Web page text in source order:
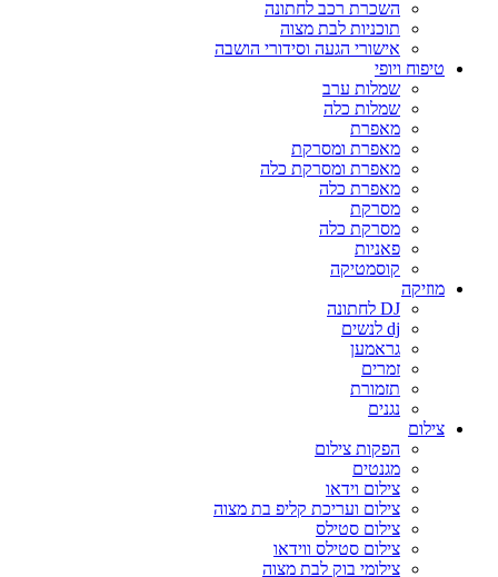
השכרת רכב לחתונה
תוכניות לבת מצוה
אישורי הגעה וסידורי הושבה
טיפוח ויופי
שמלות ערב
שמלות כלה
מאפרת
מאפרת ומסרקת
מאפרת ומסרקת כלה
מאפרת כלה
מסרקת
מסרקת כלה
פאניות
קוסמטיקה
מוזיקה
DJ לחתונה
dj לנשים
גראמען
זמרים
תזמורת
נגנים
צילום
הפקות צילום
מגנטים
צילום וידאו
צילום ועריכת קליפ בת מצוה
צילום סטילס
צילום סטילס ווידאו
צילומי בוק לבת מצוה